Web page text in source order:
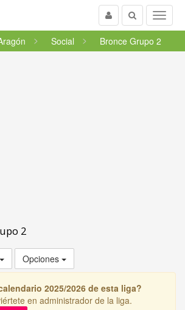
Menu
Buscar
Usuario
Social Bronce Grupo 2
2
Opciones
2025/2026 de esta liga?
en administrador de la liga.